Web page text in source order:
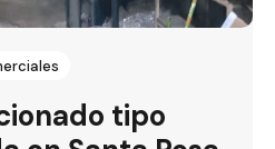
tipo